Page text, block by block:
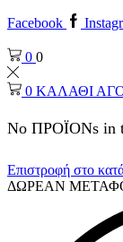
Facebook
0 0
0 ΚΑΛΑΘΙ
No ΠΡΟΪΟΝs in
Επιστροφή στο
ΔΩΡΕΑΝ